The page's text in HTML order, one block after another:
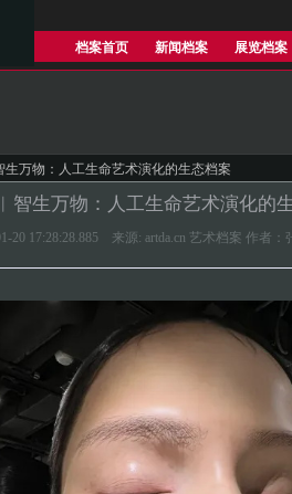
档案首页 新闻档案 展览档案
生万物：人工生命艺术演化的生态档案
智生万物：人工生命艺术演化的
20 17:28:28.885 来源: artda.cn 艺术档案 作者：